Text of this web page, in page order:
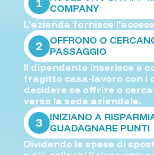
COMPANY
L'azienda fornisce
2
OFFRONO O
PASSAGGIO
Il dipendente inserisce e
tragitto casa-lavoro con i
decidere se offrire o
verso la sede aziendale.
3
INIZIANO A
GUADAGNARE PUNTI
Dividendo le spese di